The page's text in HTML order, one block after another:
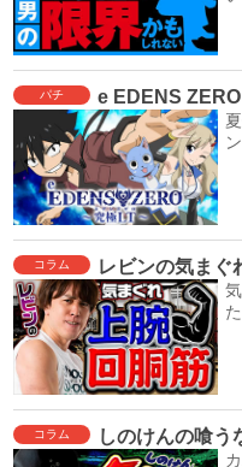
パチ e EDENS
コラム レビンの気まぐ
コラム しのけんの喰う